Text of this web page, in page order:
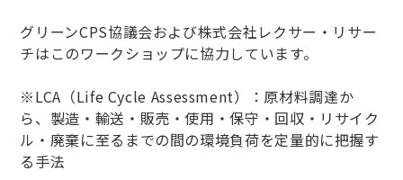
グリーンCPS協議会および株式会社レクサー・リサー
チはこのワークショップに協力しています。
※LCA（Life Cycle Assessment）：原材料調達か
ら、製造・輸送・販売・使用・保守・回収・リサイク
ル・廃棄に至るまでの間の環境負荷を定量的に把握す
る手法